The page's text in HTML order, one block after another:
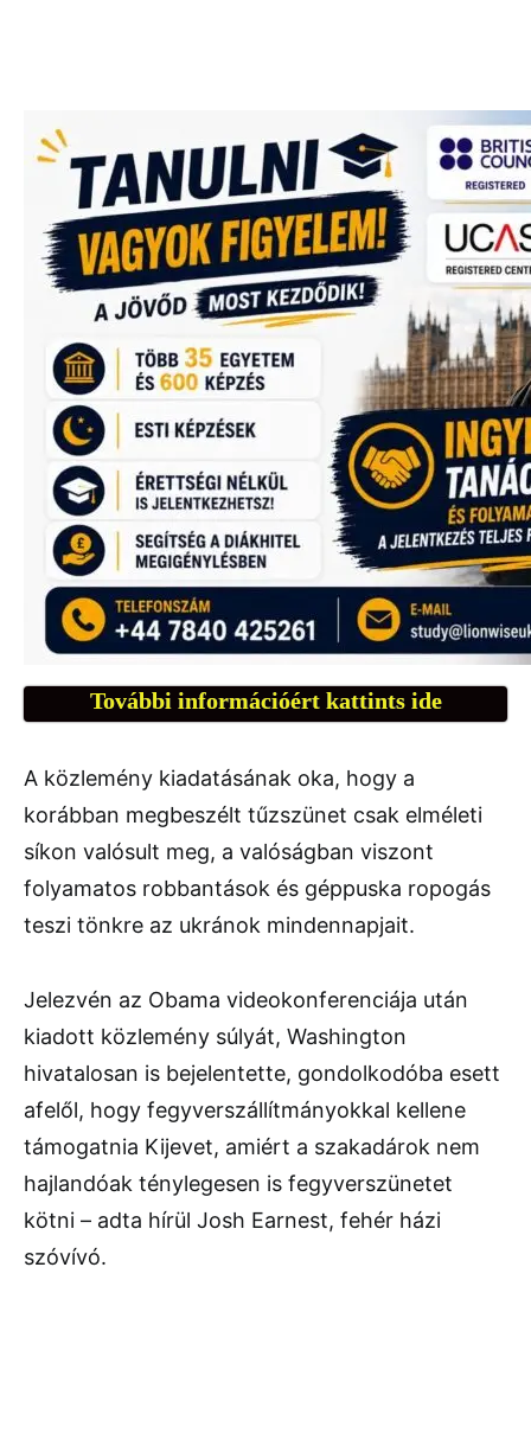
További információért kattints ide
A közlemény kiadatásának oka, hogy a
korábban megbeszélt tűzszünet csak elméleti
síkon valósult meg, a valóságban viszont
folyamatos robbantások és géppuska ropogás
teszi tönkre az ukránok mindennapjait.
Jelezvén az Obama videokonferenciája után
kiadott közlemény súlyát, Washington
hivatalosan is bejelentette, gondolkodóba esett
afelől, hogy fegyverszállítmányokkal kellene
támogatnia Kijevet, amiért a szakadárok nem
hajlandóak ténylegesen is fegyverszünetet
kötni – adta hírül Josh Earnest, fehér házi
szóvívó.